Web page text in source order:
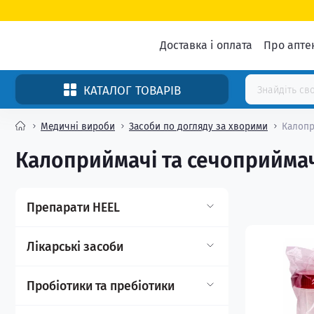
Доставка і оплата Про
КАТАЛОГ ТОВАРІВ
Медичні вироби Засоби по догляду за хворими
Калоприймачі та
Препарати HEEL
Ампули
Краплі
Лікарські засоби
Нервова система
Пробіотики та пребіотики